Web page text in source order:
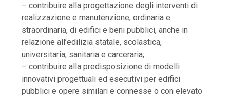
– contribuire alla progettazione degli interventi di
realizzazione e manutenzione, ordinaria e
straordinaria, di edifici e beni pubblici, anche in
relazione all’edilizia statale, scolastica,
universitaria, sanitaria e carceraria;
– contribuire alla predisposizione di modelli
innovativi progettuali ed esecutivi per edifici
pubblici e opere similari e connesse o con elevato